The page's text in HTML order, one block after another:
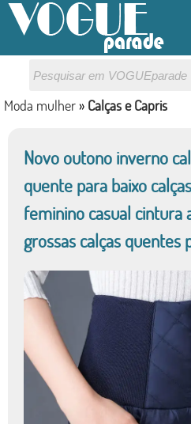
Moda mulher » Calças e Capris
Novo outono inverno
quente para baixo
feminino casual cintura
grossas calças quentes